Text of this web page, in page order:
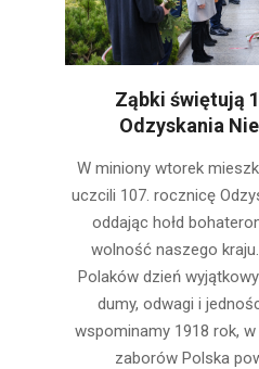
Ząbki świętują
Odzyskania
11-
13
W miniony wtorek
uczcili 107. rocznicę
oddając hołd
wolność naszego
Polaków dzień
dumy, odwagi i
wspominamy 1918 rok,
zaborów Polska